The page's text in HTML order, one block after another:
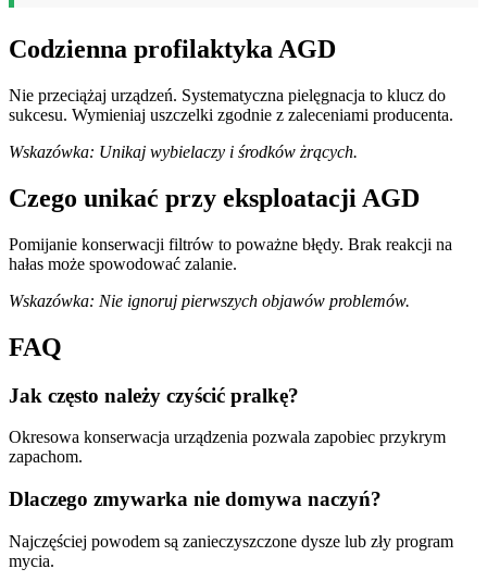
Codzienna profilaktyka AGD
Nie przeciążaj urządzeń. Systematyczna pielęgnacja to klucz do
sukcesu. Wymieniaj uszczelki zgodnie z zaleceniami producenta.
Wskazówka: Unikaj wybielaczy i środków żrących.
Czego unikać przy eksploatacji AGD
Pomijanie konserwacji filtrów to poważne błędy. Brak reakcji na
hałas może spowodować zalanie.
Wskazówka: Nie ignoruj pierwszych objawów problemów.
FAQ
Jak często należy czyścić pralkę?
Okresowa konserwacja urządzenia pozwala zapobiec przykrym
zapachom.
Dlaczego zmywarka nie domywa naczyń?
Najczęściej powodem są zanieczyszczone dysze lub zły program
mycia.